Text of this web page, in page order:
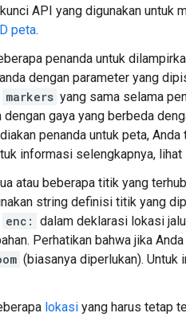
API yang digunakan untuk
peta.
penanda untuk
dengan parameter yang
markers yang sama selama
dengan gaya yang berbeda
penanda untuk peta,
informasi selengkapnya, lihat
atau beberapa titik yang
string definisi titik yang
enc: dalam deklarasi lokasi
Perhatikan bahwa jika
(biasanya diperlukan).
lokasi yang harus tetap